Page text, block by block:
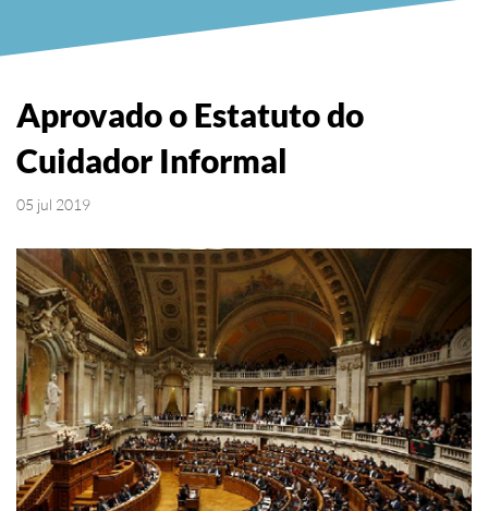
Aprovado o Estatuto do
Cuidador Informal
05 jul 2019